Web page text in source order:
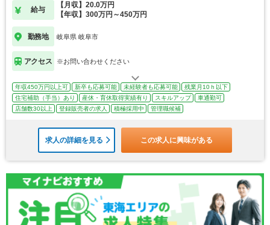
給与
【月収】20.0万円
【年収】300万円～450万円
勤務地 岐阜県 岐阜市
アクセス ※お問い合わせください
年収450万円以上可 新卒も応募可能 未経験者も応募可能
残業月10ｈ以下
住宅補助（手当）あり
産休・育休取得実績有り スキルアップ
車通勤可
店舗数30以上
登録販売者の求人 積極採用中 管理職候補
求人の詳細を見る この求人に興味がある